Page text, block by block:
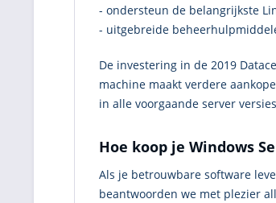
- ondersteun de belangrijkste
- uitgebreide
De investering in de 2019
machine maakt verdere
in alle voorgaande server
Hoe koop je Windows
Als je betrouwbare software
beantwoorden we met plezier